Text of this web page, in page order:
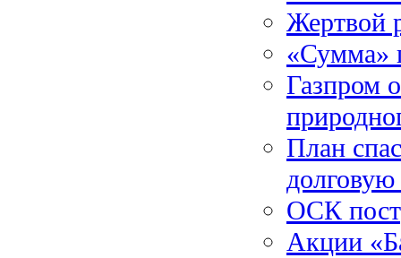
Жертвой
«Сумма»
Газпром
План
ОСК
Акции